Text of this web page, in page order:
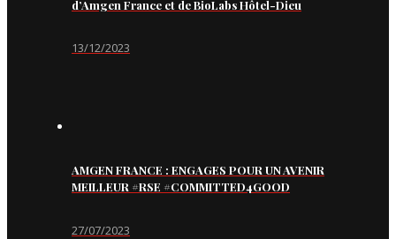
d’Amgen France et de BioLabs Hôtel-Dieu
13/12/2023
AMGEN FRANCE : ENGAGES POUR UN AVENIR
MEILLEUR #RSE #COMMITTED4GOOD
27/07/2023